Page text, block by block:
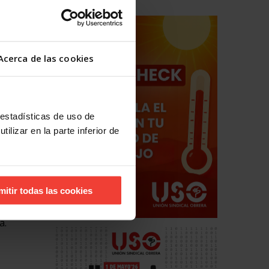
de las cookies
de uso de
en la parte inferior de
todas las cookies
tanto,
ello,
de